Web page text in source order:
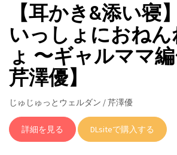
【耳かき&添い寝
いっしょにおねん
ょ 〜ギャルママ
芹澤優】
じゅじゅっとウェルダン / 芹澤優
詳細を見る DLsiteで購入する